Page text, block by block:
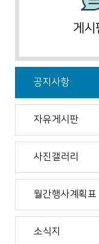
공지사항
자유게시판
사진갤러리
월간행사계획표
소식지